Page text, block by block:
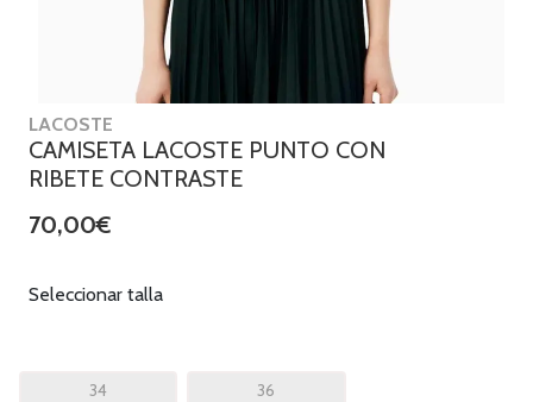
LACOSTE
CAMISETA LACOSTE PUNTO CON
RIBETE CONTRASTE
70,00€
Seleccionar talla
34 36